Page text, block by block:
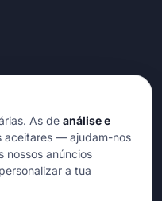
tempo dura
época
chegar
As de análise e
aceitares — ajudam-nos
nossos anúncios
a tua